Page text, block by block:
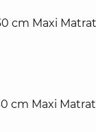
cm Maxi
cm Maxi